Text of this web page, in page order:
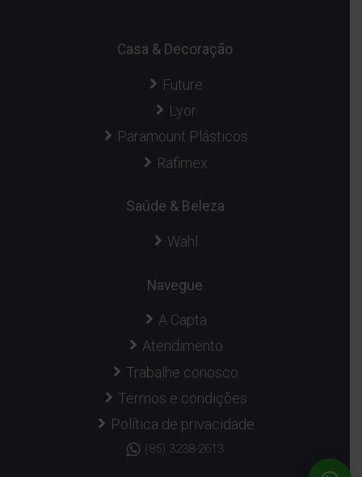
Casa & Decoração
Future
Lyor
Paramount Plásticos
Rafimex
Saúde & Beleza
Wahl
Navegue
A Capta
Atendimento
Trabalhe conosco
Termos e condições
Política de privacidade
(85) 3238-2613